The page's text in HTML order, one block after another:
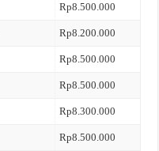
Rp8.500.000
Rp8.200.000
Rp8.500.000
Rp8.500.000
Rp8.300.000
Rp8.500.000